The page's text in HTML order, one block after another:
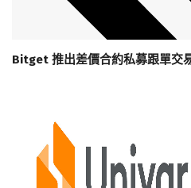
Bitget 推出差價合約私募跟單交